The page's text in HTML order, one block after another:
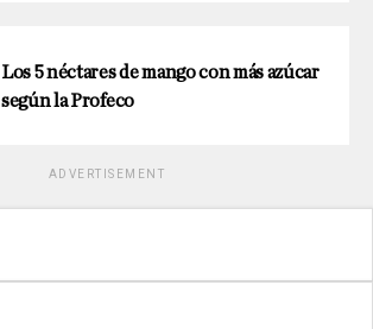
Los 5 néctares de mango con más azúcar
según la Profeco
ADVERTISEMENT